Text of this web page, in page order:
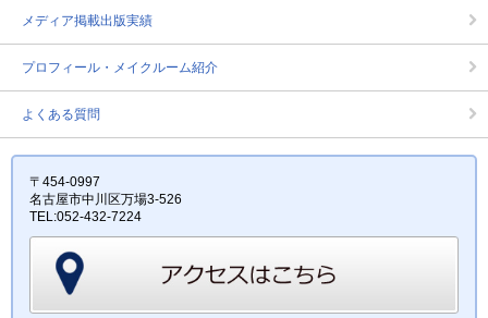
メディア掲載出版実績
プロフィール・メイクルーム紹介
よくある質問
〒454-0997
名古屋市中川区万場3-526
TEL:052-432-7224